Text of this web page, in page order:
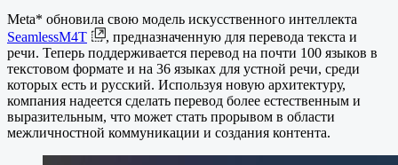
Meta* обновила свою модель искусственного интеллекта
SeamlessM4T
, предназначенную для перевода текста и
речи. Теперь поддерживается перевод на почти 100 языков в
текстовом формате и на 36 языках для устной речи, среди
которых есть и русский. Используя новую архитектуру,
компания надеется сделать перевод более естественным и
выразительным, что может стать прорывом в области
межличностной коммуникации и создания контента.